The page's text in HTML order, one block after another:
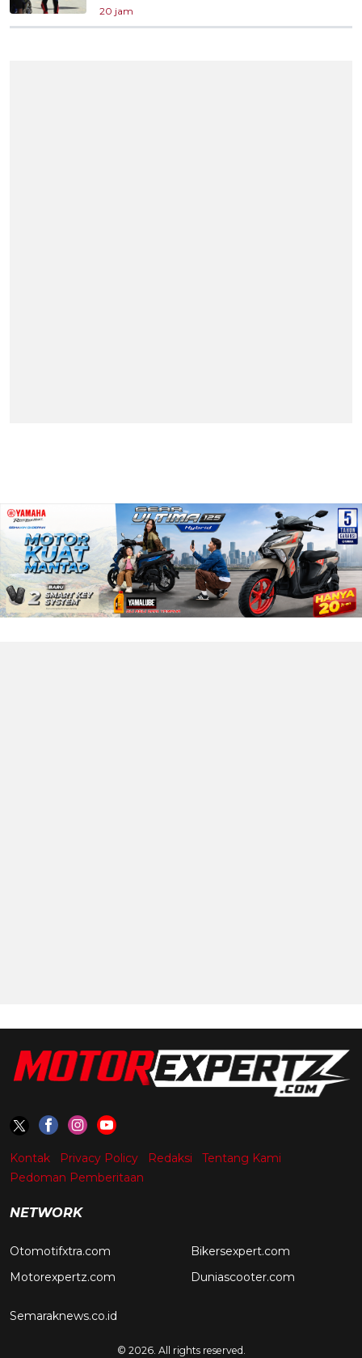
20 jam
Kontak Privacy Policy Redaksi
Tentang Kami
Pedoman Pemberitaan
NETWORK
Otomotifxtra.com
Motorexpertz.com
Bikersexpert.com
Duniascooter.com
Semaraknews.co.id
© 2026. All rights reserved.